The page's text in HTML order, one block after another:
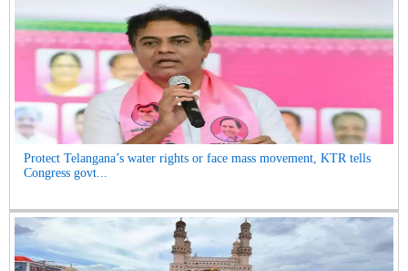
Protect Telangana’s water rights or face mass movement, KTR tells
Congress govt...